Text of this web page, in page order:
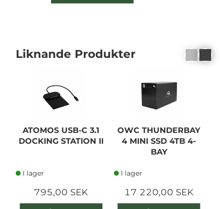
Liknande Produkter
ATOMOS USB-C 3.1
DOCKING STATION II
I lager
795,00 SEK
OWC THUNDERBAY
4 MINI SSD 4TB 4-
BAY
I lager
17 220,00 SEK